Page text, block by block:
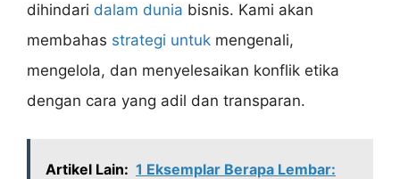
dihindari dalam dunia bisnis. Kami akan
membahas strategi untuk mengenali,
mengelola, dan menyelesaikan konflik etika
dengan cara yang adil dan transparan.
Artikel Lain: 1 Eksemplar Berapa Lembar: